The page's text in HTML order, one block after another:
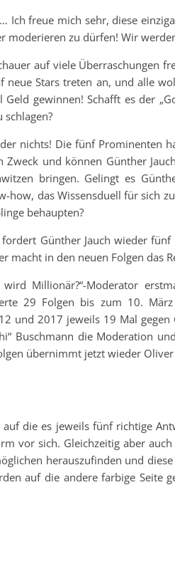
Ich freue mich sehr, diese
moderieren zu dürfen! Wir
auf viele Überraschungen
Stars treten an, und alle
gewinnen! Schafft es der
nichts! Die fünf Prominenten
und können Günther
bringen. Gelingt es
how, das Wissensduell für sich
behaupten?
Günther Jauch wieder
macht in den neuen Folgen das
Millionär?“-Moderator
29 Folgen bis zum 10.
und 2017 jeweils 19 Mal gegen
Buschmann die Moderation
übernimmt jetzt wieder
die es jeweils fünf richtige
vor sich. Gleichzeitig aber
herauszufinden und
auf die andere farbige Seite